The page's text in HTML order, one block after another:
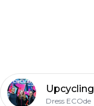
Dress ECOde